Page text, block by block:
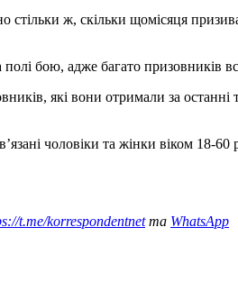
стільки ж, скільки щомісяця
бою, адже багато призовників
які вони отримали за
чоловіки та жінки віком
t.me/korrespondentnetта WhatsApp